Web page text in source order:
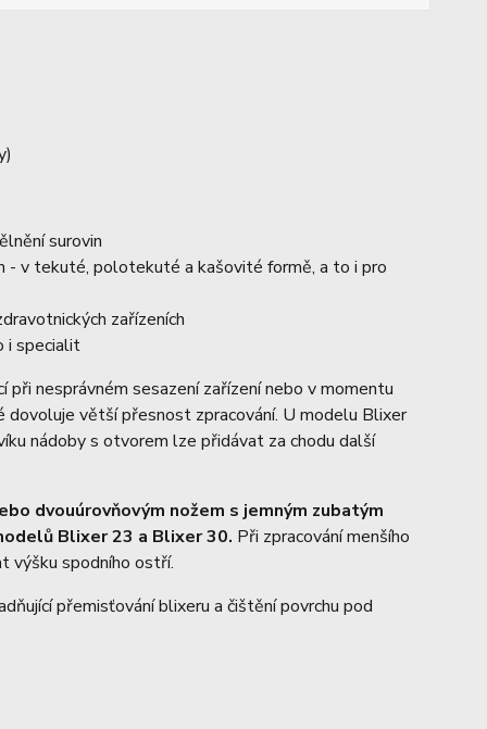
surovin
- v tekuté, polotekuté a kašovité formě, a to i pro
zařízeních
i specialit
nesprávném sesazení zařízení nebo v momentu
větší přesnost zpracování. U modelu Blixer
nádoby s otvorem lze přidávat za chodu další
dvouúrovňovým nožem s jemným zubatým
Blixer 23 a Blixer 30. Při zpracování menšího
výšku spodního ostří.
přemisťování blixeru a čištění povrchu pod